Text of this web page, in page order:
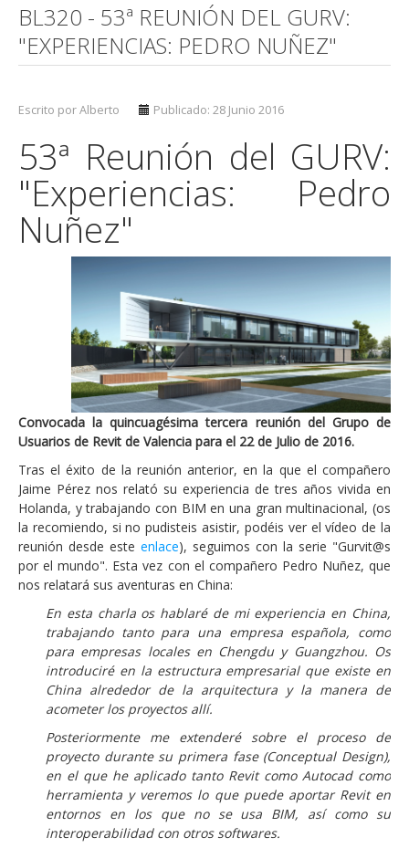
BL320 - 53ª REUNIÓN DEL GURV:
"EXPERIENCIAS: PEDRO NUÑEZ"
Escrito por Alberto Publicado: 28 Junio 2016
53ª Reunión del GURV:
"Experiencias: Pedro
Nuñez"
Convocada la quincuagésima tercera reunión del Grupo de
Usuarios de Revit de Valencia para el 22 de Julio de 2016.
Tras el éxito de la reunión anterior, en la que el compañero
Jaime Pérez nos relató su experiencia de tres años vivida en
Holanda, y trabajando con BIM en una gran multinacional, (os
la recomiendo, si no pudisteis asistir, podéis ver el vídeo de la
reunión desde este enlace), seguimos con la serie "Gurvit@s
por el mundo". Esta vez con el compañero Pedro Nuñez, que
nos relatará sus aventuras en China:
En esta charla os hablaré de mi experiencia en China,
trabajando tanto para una empresa española, como
para empresas locales en Chengdu y Guangzhou. Os
introduciré en la estructura empresarial que existe en
China alrededor de la arquitectura y la manera de
acometer los proyectosallí.
Posteriormente me extenderé sobre el proceso de
proyecto durante su primera fase (Conceptual Design),
en el que he aplicado tanto Revit como Autocad como
herramienta y veremos lo que puede aportar Revit en
entornos en los que no se usa BIM, así como su
interoperabilidad con otros softwares.